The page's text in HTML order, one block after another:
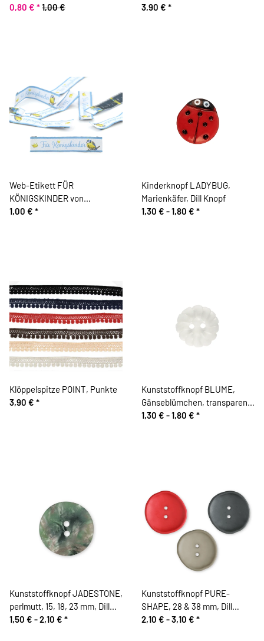
Union Knopf
0,80 € *1,00 €
3,90 € *
Web-Etikett FÜR
KÖNIGSKINDER von
Acufactum
1,00 € *
Kinderknopf LADYBUG,
Marienkäfer, Dill Knopf
1,30 € -1,80 € *
Klöppelspitze POINT, Punkte
3,90 € *
Kunststoffknopf BLUME,
Gänseblümchen, transparent,
Dill Knopf
1,30 € -1,80 € *
Kunststoffknopf JADESTONE,
perlmutt, 15, 18, 23 mm, Dill
Knopf
1,50 € -2,10 € *
Kunststoffknopf PURE-
SHAPE, 28 & 38 mm, Dill
Knopf
2,10 € -3,10 € *